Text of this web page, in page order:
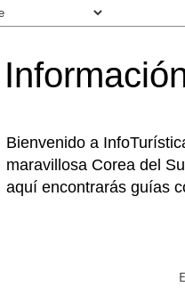
Bienvenido a
maravillosa Corea del
aquí encontrarás guías